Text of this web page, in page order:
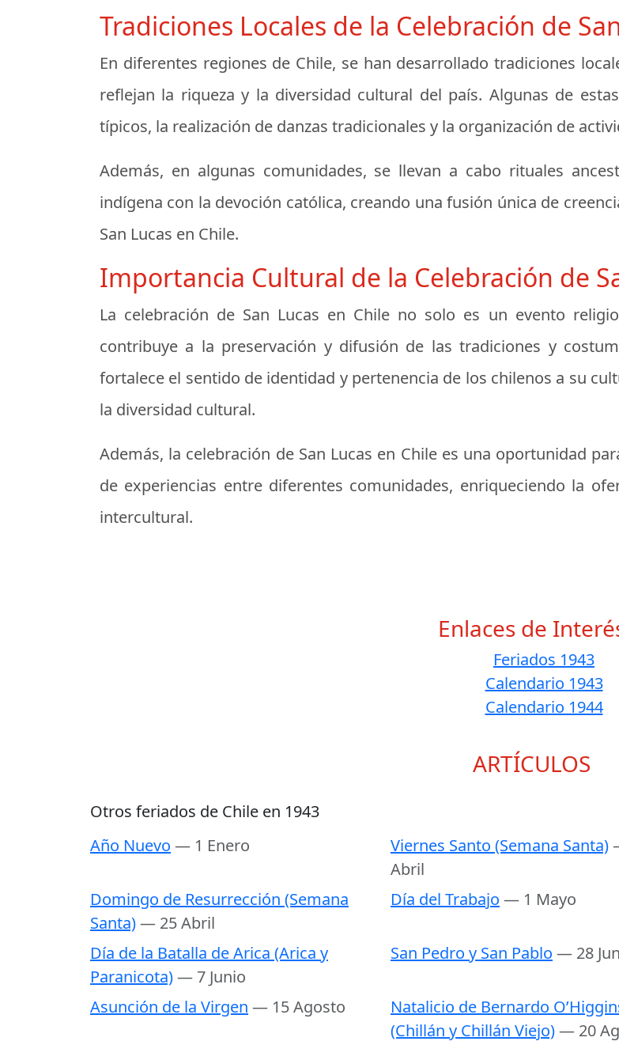
Tradiciones Locales de la Celebración de
En diferentes regiones de Chile, se han desarrollado tradiciones
reflejan la riqueza y la diversidad cultural del país. Algunas de
típicos, la realización de danzas tradicionales y la organización de
Además, en algunas comunidades, se llevan a cabo rituales
indígena con la devoción católica, creando una fusión única de
San Lucas en Chile.
Importancia Cultural de la Celebración de
La celebración de San Lucas en Chile no solo es un evento
contribuye a la preservación y difusión de las tradiciones y
fortalece el sentido de identidad y pertenencia de los chilenos a su
la diversidad cultural.
Además, la celebración de San Lucas en Chile es una oportunidad
de experiencias entre diferentes comunidades, enriqueciendo la
intercultural.
Enlaces de
Feriados 1943
Calendario 1943
Calendario 1944
ARTÍCULOS
Otros feriados de Chile en 1943
Año Nuevo — 1 Enero Viernes Santo (Semana Santa)
Abril
Domingo de Resurrección (Semana
Santa)— 25 Abril
Día del Trabajo — 1 Mayo
Día de la Batalla de Arica (Arica y
Paranicota)— 7 Junio
San Pedro y San Pablo — 28
Asunción de la Virgen — 15 Agosto
Natalicio de Bernardo
(Chillán y Chillán Viejo)— 20